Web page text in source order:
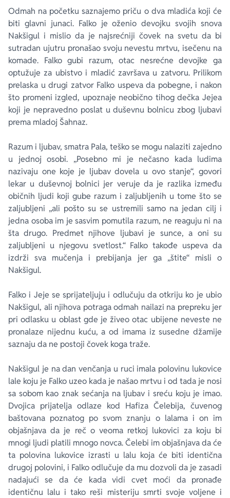
Odmah na početku saznajemo priču o dva mladića koji će
biti glavni junaci. Falko je oženio devojku svojih snova
Nakšigul i mislio da je najsrećniji čovek na svetu da bi
sutradan ujutru pronašao svoju nevestu mrtvu, isečenu na
komade. Falko gubi razum, otac nesrećne devojke ga
optužuje za ubistvo i mladić završava u zatvoru. Prilikom
prelaska u drugi zatvor Falko uspeva da pobegne, i nakon
što promeni izgled, upoznaje neobično tihog dečka Jejea
koji je nepravedno poslat u duševnu bolnicu zbog ljubavi
prema mladoj Šahnaz.
Razum i ljubav, smatra Pala, teško se mogu nalaziti zajedno
u jednoj osobi. „Posebno mi je nečasno kada ludima
nazivaju one koje je ljubav dovela u ovo stanje“, govori
lekar u duševnoj bolnici jer veruje da je razlika između
običnih ljudi koji gube razum i zaljubljenih u tome što se
zaljubljeni „ali pošto su se ustremili samo na jedan cilj i
jedna osoba im je sasvim pomutila razum, ne reaguju ni na
šta drugo. Predmet njihove ljubavi je sunce, a oni su
zaljubljeni u njegovu svetlost.“ Falko takođe uspeva da
izdrži sva mučenja i prebijanja jer ga „štite“ misli o
Nakšigul.
Falko i Jeje se sprijateljuju i odlučuju da otkriju ko je ubio
Nakšigul, ali njihova potraga odmah nailazi na prepreku jer
pri odlasku u oblast gde je živeo otac ubijene neveste ne
pronalaze nijednu kuću, a od imama iz susedne džamije
saznaju da ne postoji čovek koga traže.
Nakšigul je na dan venčanja u ruci imala polovinu lukovice
lale koju je Falko uzeo kada je našao mrtvu i od tada je nosi
sa sobom kao znak sećanja na ljubav i sreću koju je imao.
Dvojica prijatelja odlaze kod Hafiza Čelebija, čuvenog
baštovana poznatog po svom znanju o lalama i on im
objašnjava da je reč o veoma retkoj lukovici za koju bi
mnogi ljudi platili mnogo novca. Čelebi im objašnjava da će
ta polovina lukovice izrasti u lalu koja će biti identična
drugoj polovini, i Falko odlučuje da mu dozvoli da je zasadi
nadajući se da će kada vidi cvet moći da pronađe
identičnu lalu i tako reši misteriju smrti svoje voljene i